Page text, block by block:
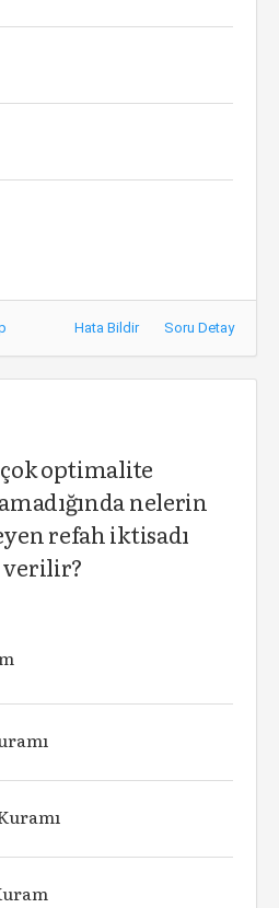
Hata Bildir Soru Detay
optimalite
nelerin
refah iktisadı
verilir?